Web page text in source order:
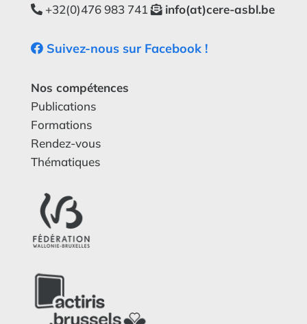
+32(0)476 983 741
info(at)cere-asbl.be
Suivez-nous sur Facebook !
Nos compétences
Publications
Formations
Rendez-vous
Thématiques